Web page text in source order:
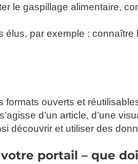
le gaspillage alimentaire,
par exemple : connaître
ouverts et
d’un article, d’une
découvrir et utiliser des
portail – que